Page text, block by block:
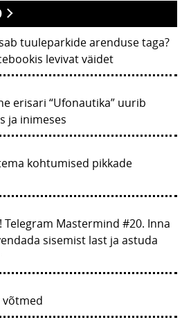
tuuleparkide arenduse taga?
levivat väidet
erisari “Ufonautika” uurib
ja inimeses
kohtumised pikkade
Telegram Mastermind #20. Inna
sisemist last ja astuda
võtmed